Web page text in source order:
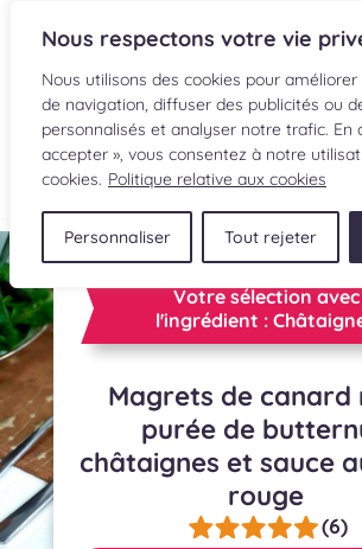
Nous respectons votre vie
Nous utilisons des cookies pour
de navigation, diffuser des publicités ou
personnalisés et analyser notre trafic. En
accepter », vous consentez à notre
cookies. Politique relative aux cookies
Personnaliser Tout rejeter
EN
RECETTES
INGRÉDIENTS
SOUMETTRE UNE
BOUTIQUE
Votre sélection avec
l'ingrédient :
Magrets de canard
purée de
châtaignes et sauce
rouge
(6)